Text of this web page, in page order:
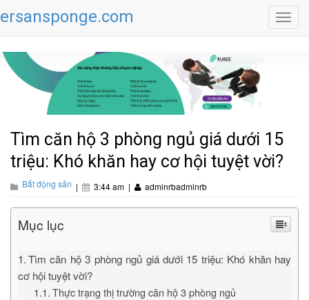
ersansponge.com
Tìm căn hộ 3 phòng ngủ giá dưới 15
triệu: Khó khăn hay cơ hội tuyệt vời?
Bất động sản | 3:44 am | adminrbadminrb
Mục lục
Tìm căn hộ 3 phòng ngủ giá dưới 15 triệu: Khó khăn hay
cơ hội tuyệt vời?
Thực trạng thị trường căn hộ 3 phòng ngủ